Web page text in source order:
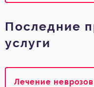
Последние
услуги
Лечение неврозов